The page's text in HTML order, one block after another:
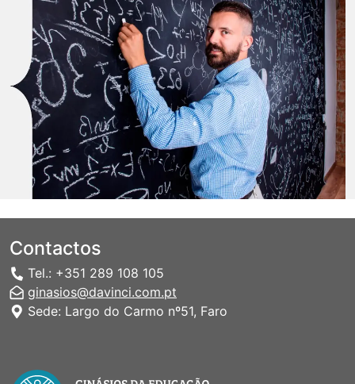
Contactos
Tel.: +351 289 108 105
ginasios@davinci.com.pt
Sede: Largo do Carmo nº51, Faro